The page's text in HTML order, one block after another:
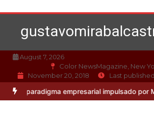
to
content
August 7, 2026
Color NewsMagazine, New
November 20, 2018
Last
empresarial impulsado por Mirabal y